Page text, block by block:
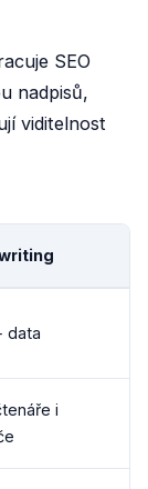
SEO
nadpisů,
viditelnost
data
i